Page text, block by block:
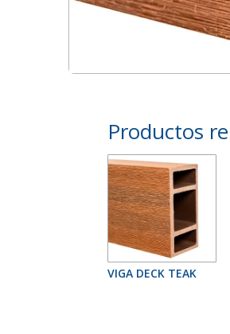
Productos
VIGA DECK TEAK